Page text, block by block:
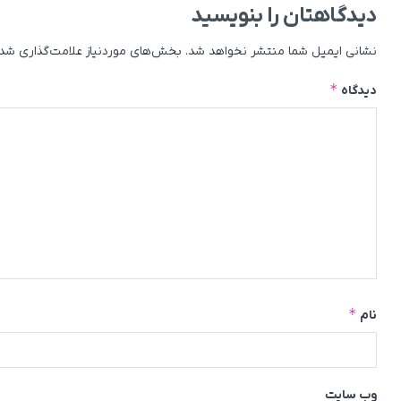
دیدگاهتان را بنویسید
نشانی ایمیل شما منتشر نخواهد شد. بخش‌های موردنیاز علامت‌گذاری
دیدگاه *
نام *
وب‌ سایت